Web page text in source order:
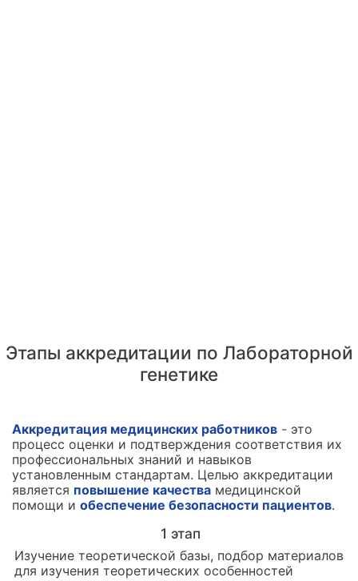
Этапы аккредитации по Лабораторной
генетике
Аккредитация медицинских работников - это
процесс оценки и подтверждения соответствия их
профессиональных знаний и навыков
установленным стандартам. Целью аккредитации
является повышение качества медицинской
помощи и обеспечение безопасности пациентов.
1 этап
Изучение теоретической базы, подбор материалов
для изучения теоретических особенностей